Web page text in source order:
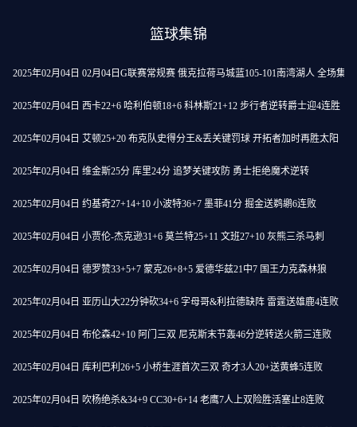
篮球集锦
2025年02月04日 02月04日G联赛常规赛 俄克拉荷马城蓝105-101南湾湖人 全场集锦
2025年02月04日 西卡22+6 哈利伯顿18+6 科林斯21+12 步行者逆转爵士迎4连胜
2025年02月04日 艾顿25+20 布克队史得分王&丢关键罚球 开拓者加时再胜太阳
2025年02月04日 维金斯25分 库里24分 追梦关键攻防 勇士拒绝魔术逆转
2025年02月04日 约基奇27+14+10 小波特36+7 墨菲41分 掘金送鹈鹕6连败
2025年02月04日 小贾伦-杰克逊31+6 莫兰特25+11 文班27+10 灰熊三杀马刺
2025年02月04日 德罗赞33+5+7 蒙克26+8+5 爱德华兹21中7 国王力克森林狼
2025年02月04日 亚历山大22分钟砍34+6 字母哥&利拉德缺阵 雷霆送雄鹿4连败
2025年02月04日 布伦森42+10 阿门三双 尼克斯末节轰46分逆转送火箭三连败
2025年02月04日 库利巴利26+5 小桥生涯首次三双 奇才3人20+送黄蜂5连败
2025年02月04日 吹杨绝杀&34+9 CC30+6+14 老鹰7人上双险胜活塞止8连败